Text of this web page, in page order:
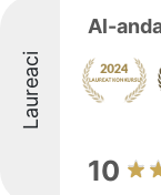
Laureaci
Al-
10